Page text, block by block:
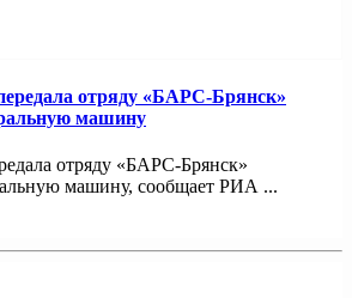
отряду «БАРС-Брянск»
машину
отряду «БАРС-Брянск»
машину, сообщает РИА ...